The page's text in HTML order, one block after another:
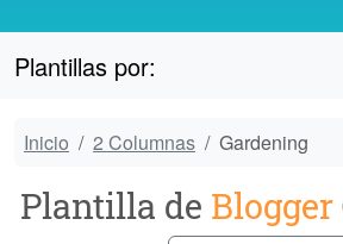
Plantillas por:
Inicio 2 Columnas Gardening
Plantilla de Blogger